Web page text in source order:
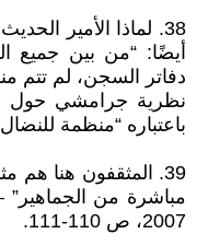
أيضًا: “من بين جميع
دفاتر السجن، لم تتم
نظرية جرامشي حول
باعتباره “منظمة للنضال” –
39. المثقفون هنا هم
مباشرة من
2007، ص 110-111.